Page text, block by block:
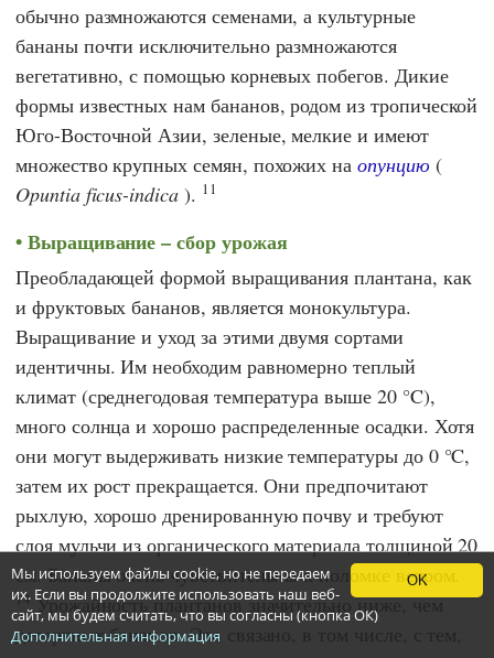
обычно размножаются семенами, а культурные
бананы почти исключительно размножаются
вегетативно, с помощью корневых побегов. Дикие
формы известных нам бананов, родом из тропической
Юго-Восточной Азии, зеленые, мелкие и имеют
множество крупных семян, похожих наопунцию(
Opuntia ficus-indica). 11
Выращивание – сбор урожая
Преобладающей формой выращивания плантана, как
и фруктовых бананов, является монокультура.
Выращивание и уход за этими двумя сортами
идентичны. Им необходим равномерно теплый
климат (среднегодовая температура выше 20 °C),
много солнца и хорошо распределенные осадки. Хотя
они могут выдерживать низкие температуры до 0 °C,
затем их рост прекращается. Они предпочитают
рыхлую, хорошо дренированную почву и требуют
слоя мульчи из органического материала толщиной 20
см. Бананы очень чувствительны к поломке ветром.
14Урожайность плантанов значительно ниже, чем
десертных бананов. Это связано, в том числе, с тем,
OK
Мы используем файлы cookie, но не передаем
их. Если вы продолжите использовать наш веб-
сайт, мы будем считать, что вы согласны (кнопка ОК)
Дополнительная информация